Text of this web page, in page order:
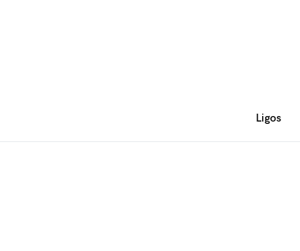
Ligos